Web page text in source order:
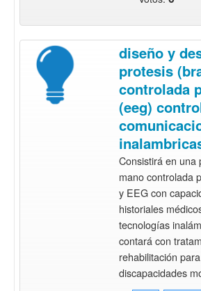
diseño y
protesis
controlada
(eeg)
Consistirá en una
mano controlada
y EEG con
historiales
tecnologías
contará con
rehabilitación
discapacidades